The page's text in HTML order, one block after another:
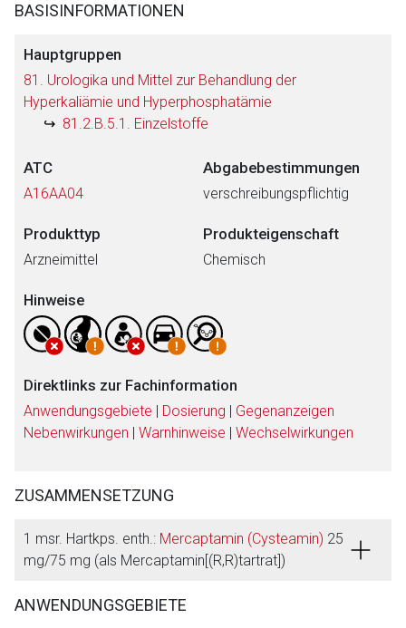
BASISINFORMATIONEN
Hauptgruppen
81. Urologika und Mittel zur Behandlung der
Hyperkaliämie und Hyperphosphatämie
81.2.B.5.1. Einzelstoffe
ATC
A16AA04
Abgabebestimmungen
verschreibungspflichtig
Produkttyp
Arzneimittel
Produkteigenschaft
Chemisch
Hinweise
Direktlinks zur Fachinformation
Anwendungsgebiete | Dosierung | Gegenanzeigen
Nebenwirkungen | Warnhinweise | Wechselwirkungen
ZUSAMMENSETZUNG
1 msr. Hartkps. enth.: Mercaptamin (Cysteamin) 25
mg/75 mg (als Mercaptamin[(R,R)tartrat])
ANWENDUNGSGEBIETE